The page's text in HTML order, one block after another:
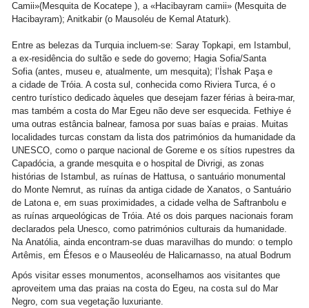
Camii»(Mesquita de Kocatepe ), a «Hacibayram camii» (Mesquita de
Hacibayram); Anitkabir (o Mausoléu de Kemal Ataturk).
Entre as belezas da Turquia incluem-se: Saray Topkapi, em Istambul,
a ex-residência do sultão e sede do governo; Hagia Sofia/Santa
Sofia (antes, museu e, atualmente, um mesquita); l’İshak Paşa e
a cidade de Tróia. A costa sul, conhecida como Riviera Turca, é o
centro turístico dedicado àqueles que desejam fazer férias à beira-mar,
mas também a costa do Mar Egeu não deve ser esquecida. Fethiye é
uma outras estância balnear, famosa por suas baías e praias. Muitas
localidades turcas constam da lista dos patrimónios da humanidade da
UNESCO, como o parque nacional de Goreme e os sítios rupestres da
Capadócia, a grande mesquita e o hospital de Divrigi, as zonas
histórias de Istambul, as ruínas de Hattusa, o santuário monumental
do Monte Nemrut, as ruínas da antiga cidade de Xanatos, o Santuário
de Latona e, em suas proximidades, a cidade velha de Saftranbolu e
as ruínas arqueológicas de Tróia. Até os dois parques nacionais foram
declarados pela Unesco, como patrimónios culturais da humanidade.
Na Anatólia, ainda encontram-se duas maravilhas do mundo: o templo
Artêmis, em Éfesos e o Mauseoléu de Halicarnasso, na atual Bodrum
Após visitar esses monumentos, aconselhamos aos visitantes que
aproveitem uma das praias na costa do Egeu, na costa sul do Mar
Negro, com sua vegetação luxuriante.